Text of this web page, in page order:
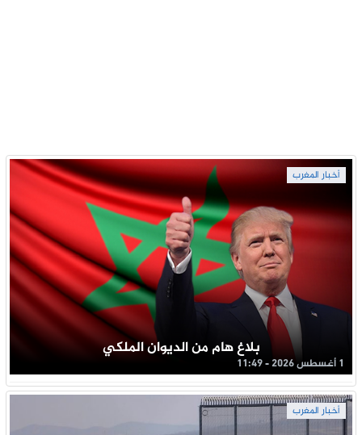
أخبار المغرب
بلاغ هام من الديوان الملكي
1 أغسطس 2026 - 11:49
أخبار المغرب